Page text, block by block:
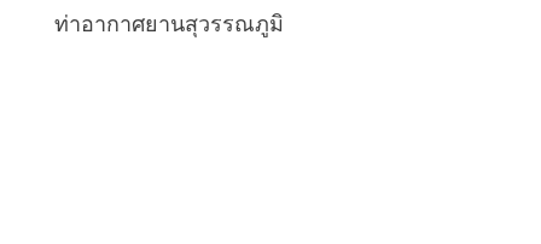
ท่าอากาศยานสุวรรณภูมิ